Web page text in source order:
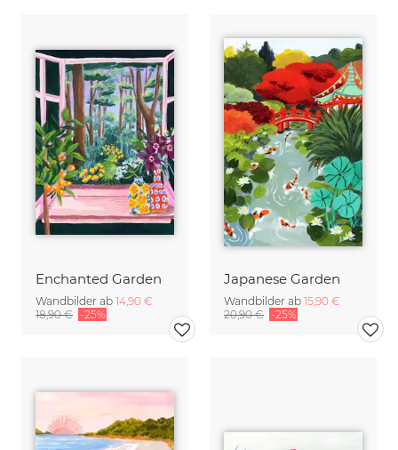
Enchanted Garden
Wandbilder ab 14,90 €
18,90 € -25%
Japanese Garden
Wandbilder ab 15,90 €
20,90 € -25%